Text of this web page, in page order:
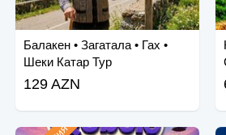
Балакен • Загатала • Гах •
Шеки Катар Тур
129 AZN